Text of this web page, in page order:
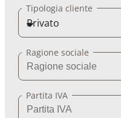
Tipologia cliente
Ragione sociale
Partita IVA